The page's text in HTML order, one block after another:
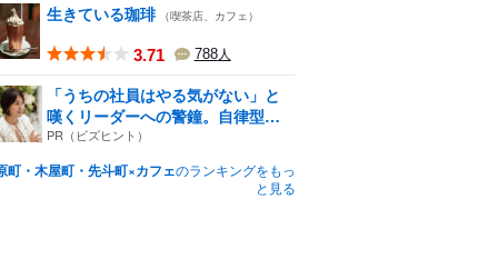
生きている珈琲 （喫茶店、カフェ）
3.71 788人
「うちの社員はやる気がない」と
嘆くリーダーへの警鐘。自律型
組...
PR（ビズヒント）
町・木屋町・先斗町×カフェのランキングをもっ
と見る